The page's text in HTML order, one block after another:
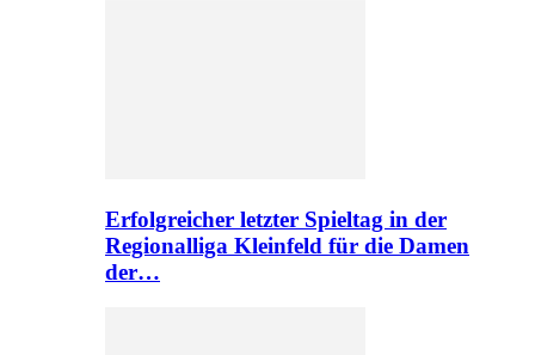
Erfolgreicher letzter Spieltag in der
Regionalliga Kleinfeld für die Damen
der…